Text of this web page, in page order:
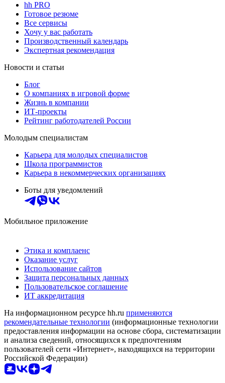
hh PRO
Готовое резюме
Все сервисы
Хочу у вас работать
Производственный календарь
Экспертная рекомендация
Новости и статьи
Блог
О компаниях в игровой форме
Жизнь в компании
ИТ-проекты
Рейтинг работодателей России
Молодым специалистам
Карьера для молодых специалистов
Школа программистов
Карьера в некоммерческих организациях
Боты для уведомлений
Мобильное приложение
Этика и комплаенс
Оказание услуг
Использование сайтов
Защита персональных данных
Пользовательское соглашение
ИТ аккредитация
На информационном ресурсе hh.ru применяются
рекомендательные технологии (информационные технологии
предоставления информации на основе сбора, систематизации
и анализа сведений, относящихся к предпочтениям
пользователей сети «Интернет», находящихся на территории
Российской Федерации)